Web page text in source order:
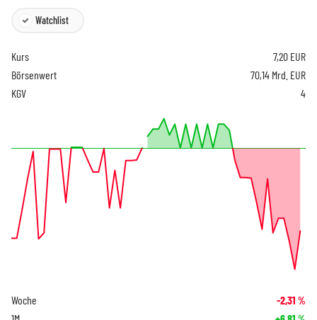
Watchlist
Kurs 7,20 EUR
Börsenwert
70,14 Mrd. EUR
KGV
4
Woche -2,31 %